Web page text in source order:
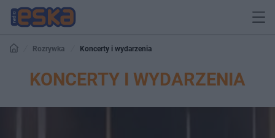
Rozrywka Koncerty i wydarzenia
KONCERTY I WYDARZENIA